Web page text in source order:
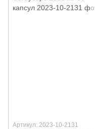
Артикул: 2023-10-2131